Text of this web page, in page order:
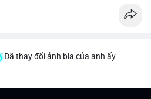
Đã thay đổi ảnh bìa của anh ấy